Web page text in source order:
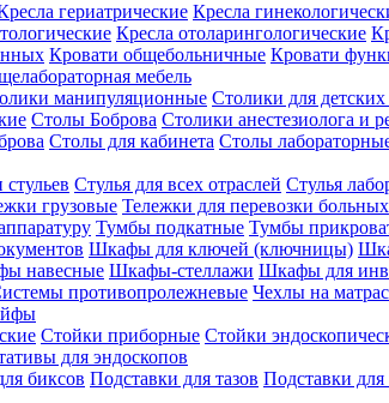
гериатрические Кресла
Кресла отоларингологические
Кровати общебольничные Кровати
мебель
манипуляционные Столики для детских
Столы Боброва Столики анестезиолога и
Столы для кабинета Столы
Стулья для всех отраслей Стулья
грузовые Тележки для перевозки больных
Тумбы подкатные Тумбы
Шкафы для ключей (ключницы)
навесные Шкафы-стеллажи Шкафы для
противопролежневые Чехлы на
Стойки приборные Стойки
для эндоскопов
биксов Подставки для тазов Подставки для